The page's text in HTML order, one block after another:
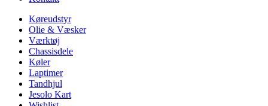
Køreudstyr
Olie & Væsker
Værktøj
Chassisdele
Køler
Laptimer
Tandhjul
Jesolo Kart